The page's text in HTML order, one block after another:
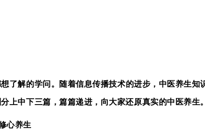
了解的学问。随着信息传播技术的进步，中医养生
上中下三篇，篇篇递进，向大家还原真实的中医养生。
心养生